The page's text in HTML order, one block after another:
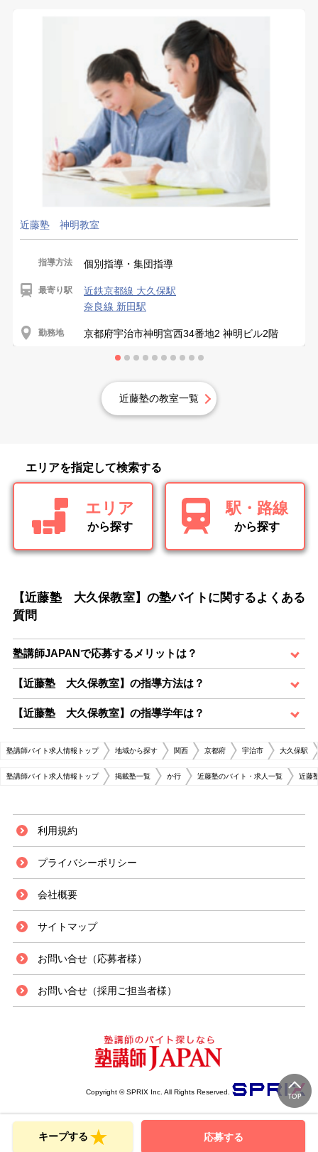
近藤塾 神明教室
指導方法 個別指導・集団指導
最寄り駅
近鉄京都線 大久保駅
奈良線 新田駅
勤務地 京都府宇治市神明宮西34番地2 神明ビル2階
近藤塾の教室一覧
エリアを指定して検索する
エリア
から探す
駅・路線
から探す
【近藤塾 大久保教室】の塾バイトに関するよくある
質問
塾講師JAPANで応募するメリットは？
【近藤塾 大久保教室】の指導方法は？
【近藤塾 大久保教室】の指導学年は？
塾講師バイト求人情報トップ 地域から探す 関西 京都府 宇治市 大久保駅
塾講師バイト求人情報トップ 掲載塾一覧 か行 近藤塾のバイト・求人一覧 近藤
キープする 応募する
利用規約
プライバシーポリシー
会社概要
サイトマップ
お問い合せ（応募者様）
お問い合せ（採用ご担当者様）
Copyright © SPRIX Inc. All Rights Reserved.